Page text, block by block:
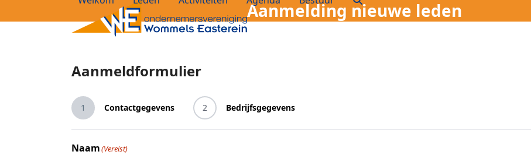
Aanmelding nieuwe leden
Aanmeldformulier
1 Contactgegevens 2 Bedrijfsgegevens
Naam(Vereist)